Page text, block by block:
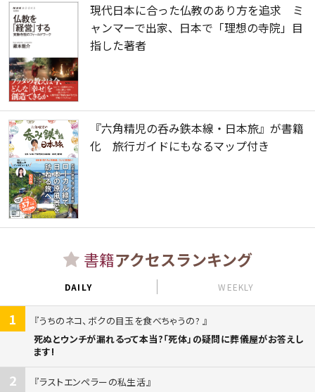
現代日本に合った仏教のあり方を追求 ミ
ャンマーで出家、日本で「理想の寺院」目
指した著者
『六角精児の呑み鉄本線・日本旅』が書籍
化 旅行ガイドにもなるマップ付き
書籍アクセスランキング
DAILY WEEKLY
1
うちのネコ、ボクの目玉を食べちゃうの?
死ぬとウンチが漏れるって本当?「死体」の疑問に葬儀屋がお答えし
ます!
2
ラストエンペラーの私生活